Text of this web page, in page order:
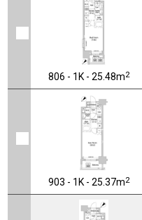
806 - 1K - 25.48m2
903 - 1K - 25.37m2